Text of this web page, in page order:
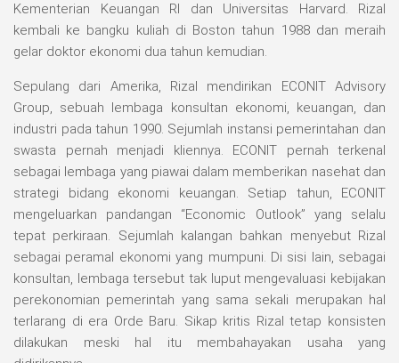
Kementerian Keuangan RI dan Universitas Harvard. Rizal
kembali ke bangku kuliah di Boston tahun 1988 dan meraih
gelar doktor ekonomi dua tahun kemudian.
Sepulang dari Amerika, Rizal mendirikan ECONIT Advisory
Group, sebuah lembaga konsultan ekonomi, keuangan, dan
industri pada tahun 1990. Sejumlah instansi pemerintahan dan
swasta pernah menjadi kliennya. ECONIT pernah terkenal
sebagai lembaga yang piawai dalam memberikan nasehat dan
strategi bidang ekonomi keuangan. Setiap tahun, ECONIT
mengeluarkan pandangan “Economic Outlook” yang selalu
tepat perkiraan. Sejumlah kalangan bahkan menyebut Rizal
sebagai peramal ekonomi yang mumpuni. Di sisi lain, sebagai
konsultan, lembaga tersebut tak luput mengevaluasi kebijakan
perekonomian pemerintah yang sama sekali merupakan hal
terlarang di era Orde Baru. Sikap kritis Rizal tetap konsisten
dilakukan meski hal itu membahayakan usaha yang